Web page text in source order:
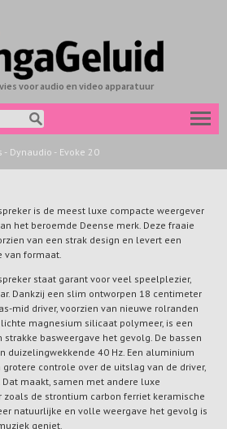
voor audio en video apparatuur
- Dynaudio - Evoke 20
is de meest luxe compacte weergever
het beroemde Deense merk. Deze fraaie
van een strak design en levert een
van formaat.
staat garant voor veel speelplezier,
Dankzij een slim ontworpen 18 centimeter
mid driver, voorzien van nieuwe rolranden
magnesium silicaat polymeer, is een
basweergave het gevolg. De bassen
duizelingwekkende 40 Hz. Een aluminium
controle over de uitslag van de driver,
maakt, samen met andere luxe
zoals de strontium carbon ferriet keramische
natuurlijke en volle weergave het gevolg is
geniet.